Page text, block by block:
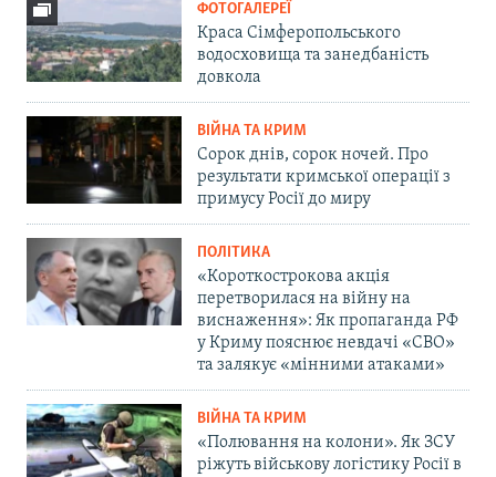
ФОТОГАЛЕРЕЇ
Краса Сімферопольського
водосховища та занедбаність
довкола
ВІЙНА ТА КРИМ
Сорок днів, сорок ночей. Про
результати кримської операції з
примусу Росії до миру
ПОЛІТИКА
«Короткострокова акція
перетворилася на війну на
виснаження»: Як пропаганда РФ
у Криму пояснює невдачі «СВО»
та залякує «мінними атаками»
ВІЙНА ТА КРИМ
«Полювання на колони». Як ЗСУ
ріжуть військову логістику Росії в